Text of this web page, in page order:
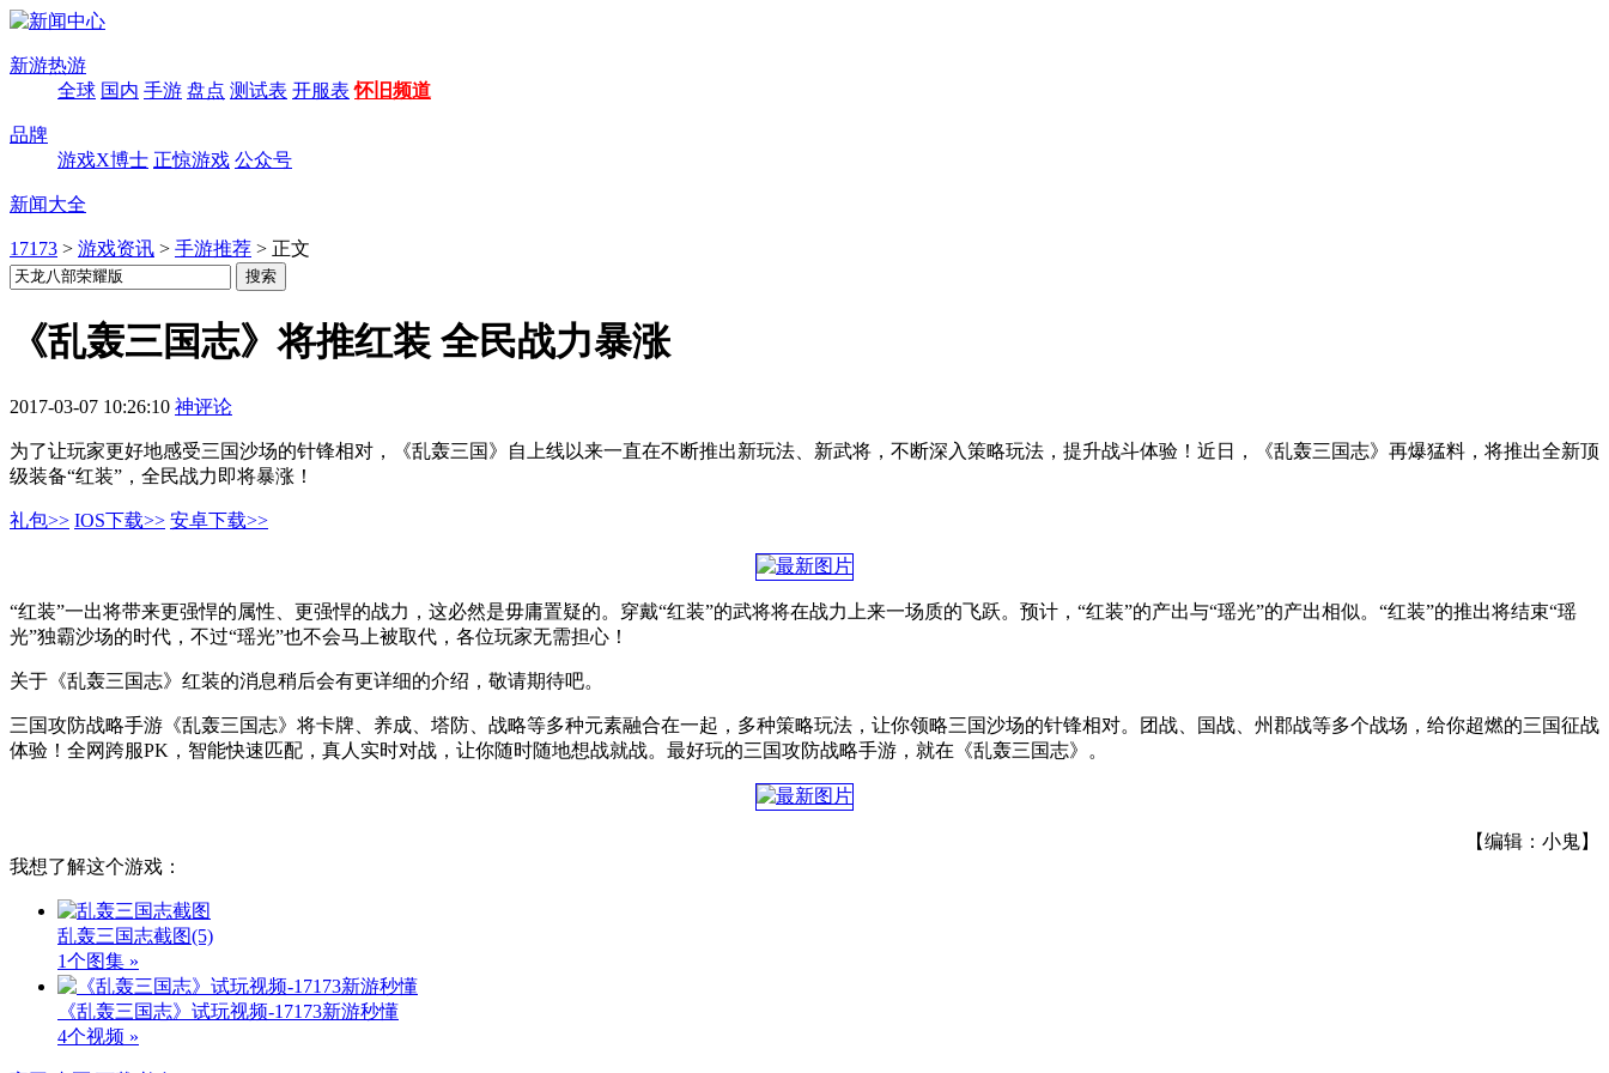
新游热游
全球 国内 手游 盘点 测试表 开服表 怀旧频道
品牌
游戏X博士 正惊游戏 公众号
新闻大全
17173 > 游戏资讯 > 手游推荐 > 正文
《乱轰三国志》将推红装 全民战力暴涨
2017-03-07 10:26:10 神评论
为了让玩家更好地感受三国沙场的针锋相对，《乱轰三国》自上线以来一直在不断推出新玩法、新武将，不断深入策略玩法，提升战斗体验！近日，《乱轰三国志》再爆猛料，将推出全新顶
级装备“红装”，全民战力即将暴涨！
礼包>> IOS下载>> 安卓下载>>
“红装”一出将带来更强悍的属性、更强悍的战力，这必然是毋庸置疑的。穿戴“红装”的武将将在战力上来一场质的飞跃。预计，“红装”的产出与“瑶光”的产出相似。“红装”的推出将结束“瑶
光”独霸沙场的时代，不过“瑶光”也不会马上被取代，各位玩家无需担心！
关于《乱轰三国志》红装的消息稍后会有更详细的介绍，敬请期待吧。
三国攻防战略手游《乱轰三国志》将卡牌、养成、塔防、战略等多种元素融合在一起，多种策略玩法，让你领略三国沙场的针锋相对。团战、国战、州郡战等多个战场，给你超燃的三国征战
体验！全网跨服PK，智能快速匹配，真人实时对战，让你随时随地想战就战。最好玩的三国攻防战略手游，就在《乱轰三国志》。
【编辑：小鬼】
我想了解这个游戏：
乱轰三国志截图(5)
1个图集 »
《乱轰三国志》试玩视频-17173新游秒懂
4个视频 »